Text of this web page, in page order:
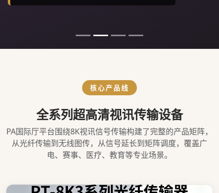
核心产品线
全系列超高清视讯传输设备
PA国际厅平台围绕8K视讯信号传输构建了完整的产品矩阵，
从光纤传输到无线图传，从信号延长到矩阵调度，覆盖广
电、赛事、医疗、教育等专业场景。